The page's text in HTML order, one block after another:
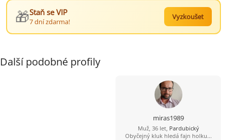
🎁Staň se VIP
7 dní zdarma!
Vyzkoušet
Další podobné profily
miras1989
Muž, 36 let, Pardubický
Obyčejný kluk hledá fajn holku...